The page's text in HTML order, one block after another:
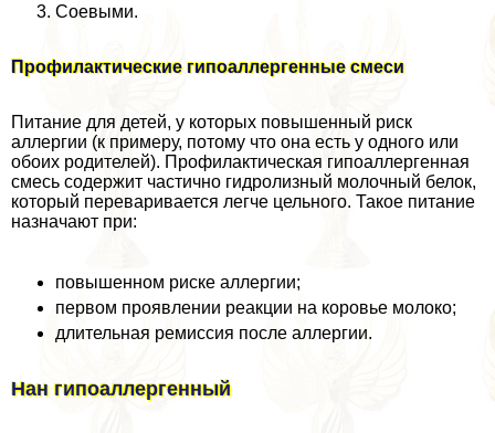
Соевыми.
Профилактические гипоаллергенные смеси
Питание для детей, у которых повышенный риск
аллергии (к примеру, потому что она есть у одного или
обоих родителей). Профилактическая гипоаллергенная
смесь содержит частично гидролизный молочный белок,
который переваривается легче цельного. Такое питание
назначают при:
повышенном риске аллергии;
первом проявлении реакции на коровье молоко;
длительная ремиссия после аллергии.
Нан гипоаллергенный